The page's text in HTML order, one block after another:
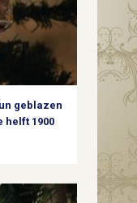
geblazen
helft 1900